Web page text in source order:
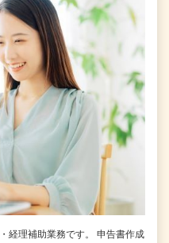
経理補助業務です。 申告書作成